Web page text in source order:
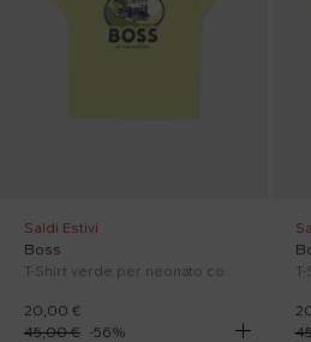
Saldi Estivi
Boss
T-Shirt verde per neonato con logo
20,00 €
45,00 € -56%